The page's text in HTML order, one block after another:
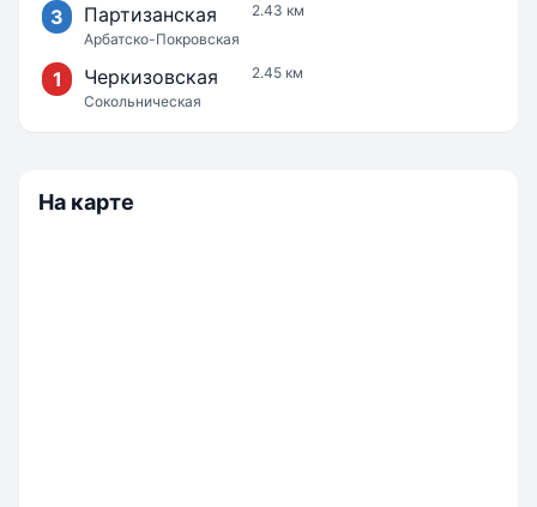
3 Партизанская
Арбатско-Покровская
2.43 км
1 Черкизовская
Сокольническая
2.45 км
На карте